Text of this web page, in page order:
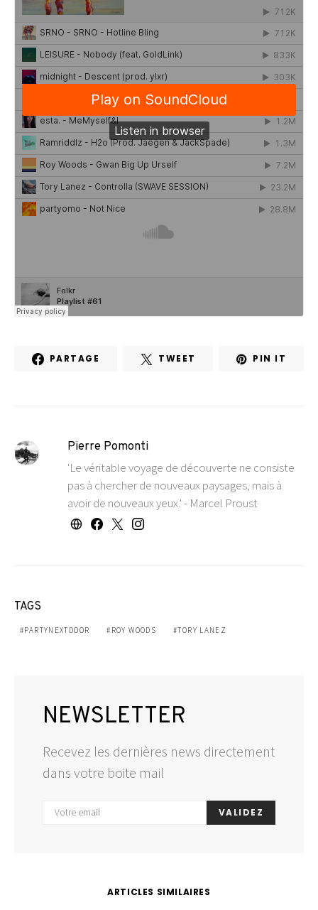
PARTAGE TWEET PIN IT
Pierre Pomonti
'Le véritable voyage de découverte ne consiste
pas à chercher de nouveaux paysages, mais à
avoir de nouveaux yeux.' - Marcel Proust
TAGS
PARTYNEXTDOOR ROY WOODS TORY LANEZ
NEWSLETTER
Recevez les dernières news directement
dans votre boite mail
VALIDEZ
ARTICLES SIMILAIRES